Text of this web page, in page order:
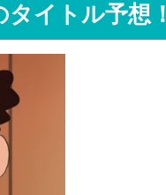
イトル予想！